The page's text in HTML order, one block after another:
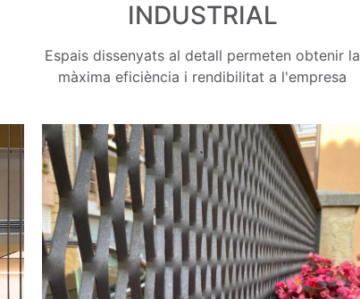
INDUSTRIAL
Espais dissenyats al detall permeten obtenir la
màxima eficiència i rendibilitat a l'empresa